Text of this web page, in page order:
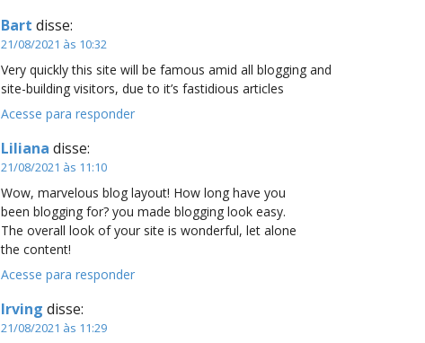
Bart disse:
21/08/2021 às 10:32
Very quickly this site will be famous amid all blogging and
site-building visitors, due to it’s fastidious articles
Acesse para responder
Liliana disse:
21/08/2021 às 11:10
Wow, marvelous blog layout! How long have you
been blogging for? you made blogging look easy.
The overall look of your site is wonderful, let alone
the content!
Acesse para responder
Irving disse:
21/08/2021 às 11:29